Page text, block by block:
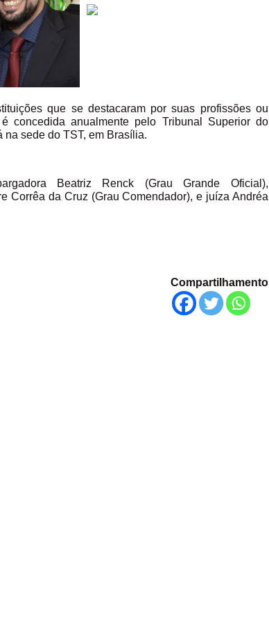
que se destacaram por suas profissões ou
concedida anualmente pelo Tribunal Superior do
na sede do TST, em Brasília.
Beatriz Renck (Grau Grande Oficial),
Corrêa da Cruz (Grau Comendador), e juíza Andréa
Compartilhamento